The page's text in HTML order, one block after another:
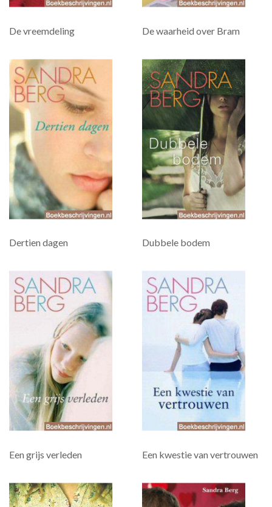
De vreemdeling De waarheid over Bram
Dertien dagen Dubbele bodem
Een grijs verleden Een kwestie van vertrouwen